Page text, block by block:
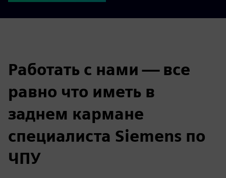
Работать с нами — все
равно что иметь в
заднем кармане
специалиста Siemens по
ЧПУ